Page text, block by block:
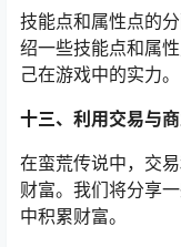
技能点和属性点的
绍一些技能点和属
己在游戏中的实力。
十三、利用交易与
在蛮荒传说中，交
财富。我们将分享
中积累财富。